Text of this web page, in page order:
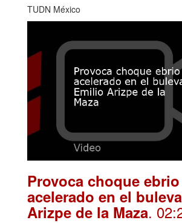
TUDN México
Provoca choque ebrio
acelerado en el
Arizpe de la Maza.